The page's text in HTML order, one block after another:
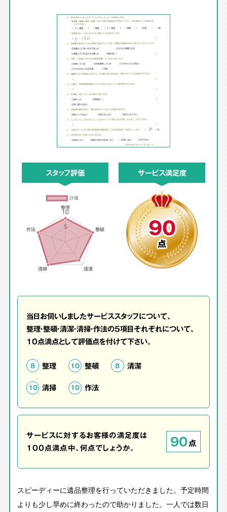
スタッフ評価 サービス満足度
90
点
当日お伺いしましたサービススタッフについて、
整理・整頓・清潔・清掃・作法の5項目それぞれについて、
10点満点として評価点を付けて下さい。
8 整理 10 整頓 8 清潔
10 清掃 10 作法
サービスに対するお客様の満足度は
100点満点中、何点でしょうか。
90点
スピーディーに遺品整理を行っていただきました。予定時間
よりも少し早めに終わったので助かりました。一人では数日